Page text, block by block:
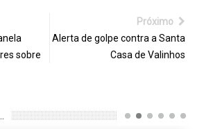
sobre
Próximo
Alerta de golpe contra a Santa
Casa de Valinhos